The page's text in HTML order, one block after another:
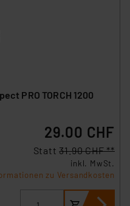
PRO TORCH 1200
29.00 CHF
Statt31.90 CHF **
inkl. MwSt.
zu Versandkosten